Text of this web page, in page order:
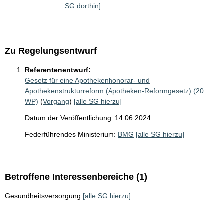
SG dorthin]
Zu Regelungsentwurf
Referentenentwurf:
Gesetz für eine Apothekenhonorar- und
Apothekenstrukturreform (Apotheken-Reformgesetz) (20.
WP) (Vorgang) [alle SG hierzu]
Datum der Veröffentlichung: 14.06.2024
Federführendes Ministerium: BMG [alle SG hierzu]
Betroffene Interessenbereiche (1)
Gesundheitsversorgung [alle SG hierzu]